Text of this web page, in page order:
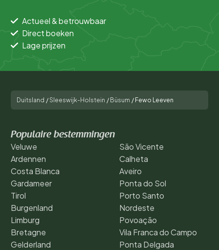
Actueel & betrouwbaar
Direct boeken
Lage prijzen
Duitsland /Sleeswijk-Holstein / Büsum / Fewo Leeven
Populaire bestemmingen
Veluwe
Ardennen
Costa Blanca
Gardameer
Tirol
Burgenland
Limburg
Bretagne
Gelderland
São Vicente
Calheta
Aveiro
Ponta do Sol
Porto Santo
Nordeste
Povoação
Vila Franca do Campo
Ponta Delgada